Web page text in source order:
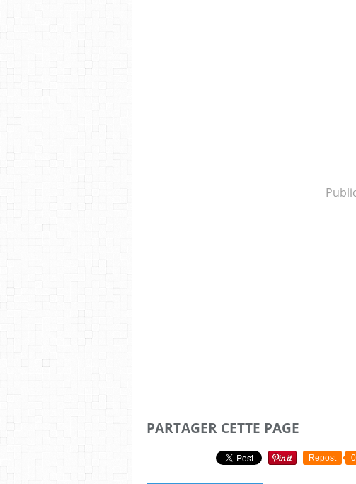
PARTAGER CETTE PAGE
Repost 0